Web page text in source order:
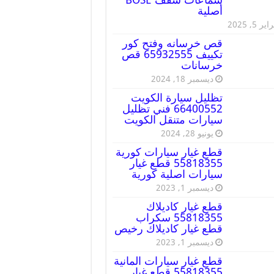
أصلية
5, 2025
قص خرسانه وفتح كور
تكييف 65932555 قص
خرسانات
ديسمبر 18, 2024
تظليل سيارة الكويت
66400552 فني تظليل
سيارات متنقل الكويت
يونيو 28, 2024
قطع غيار سيارات كورية
55818355 قطع غيار
سيارات اصلية كورية
ديسمبر 1, 2023
قطع غيار كاديلاك
55818355 سكراب
قطع غيار كاديلاك رخيص
ديسمبر 1, 2023
قطع غيار سيارات المانية